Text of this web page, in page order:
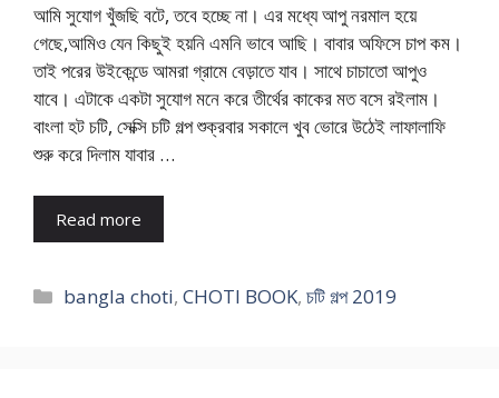
আমি সুযোগ খুঁজছি বটে, তবে হচ্ছে না। এর মধ্যে আপু নরমাল হয়ে
গেছে,আমিও যেন কিছুই হয়নি এমনি ভাবে আছি। বাবার অফিসে চাপ কম।
তাই পরের উইকেন্ডে আমরা গ্রামে বেড়াতে যাব। সাথে চাচাতো আপুও
যাবে। এটাকে একটা সুযোগ মনে করে তীর্থের কাকের মত বসে রইলাম।
বাংলা হট চটি, সেক্সি চটি গল্প শুক্রবার সকালে খুব ভোরে উঠেই লাফালাফি
শুরু করে দিলাম যাবার …
Read more
Categories
bangla choti,CHOTI BOOK,চটি গল্প 2019